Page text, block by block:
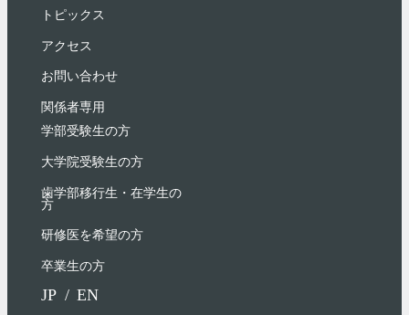
トピックス
アクセス
お問い合わせ
関係者専用
学部受験⽣の⽅
大学院受験生の方
歯学部移行生・在学⽣の
⽅
研修医を希望の方
卒業生の方
JP EN